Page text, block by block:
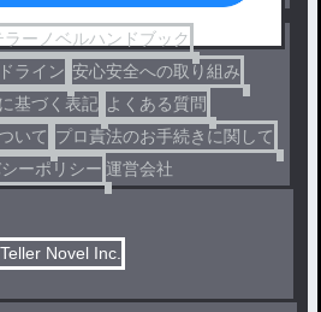
ラーノベルハンドブック
ライン 安心安全への取り組み
基づく表記 よくある質問
いて プロ責法のお手続きに関して
ーポリシー 運営会社
Novel Inc.